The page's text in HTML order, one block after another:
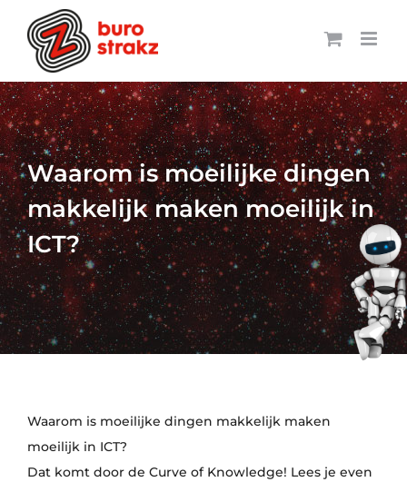
naar
inhoud
Waarom is moeilijke dingen
makkelijk maken moeilijk in
ICT?
Waarom is moeilijke dingen makkelijk maken
moeilijk in ICT?
Dat komt door de Curve of Knowledge! Lees je even